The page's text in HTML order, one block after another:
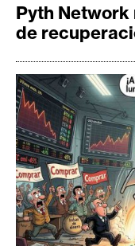
Pyth
de